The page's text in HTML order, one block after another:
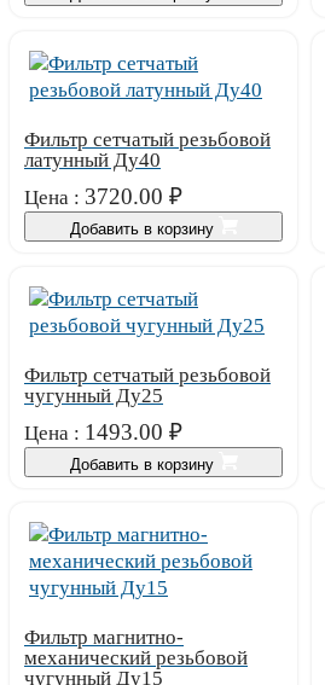
Фильтр сетчатый резьбовой
латунный Ду40
Цена : 3720.00 ₽
Добавить в корзину
Фильтр сетчатый резьбовой
чугунный Ду25
Цена : 1493.00 ₽
Добавить в корзину
Фильтр магнитно-
механический резьбовой
чугунный Ду15